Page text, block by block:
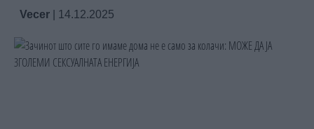
Vecer 14.12.2025